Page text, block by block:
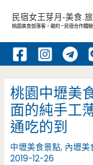
內
民宿女王芽月-美食.
桃園美食部落客，邀約 -民宿合作體
桃園中壢美
面的純手工
通吃的到
中壢美食景點, 內壢美
2019-12-26